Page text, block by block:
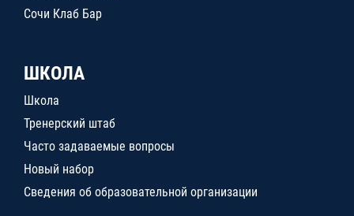
Сочи Клаб Бар
ШКОЛА
Школа
Тренерский штаб
Часто задаваемые вопросы
Новый набор
Сведения об образовательной организации